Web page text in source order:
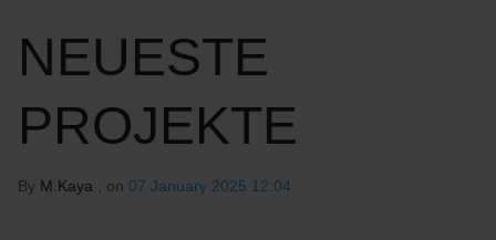
NEUESTE
PROJEKTE
By M.Kaya , on 07 January 2025 12:04